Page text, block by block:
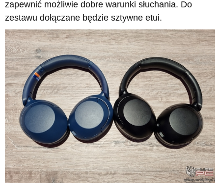
zapewnić możliwie dobre warunki słuchania. Do
zestawu dołączane będzie sztywne etui.